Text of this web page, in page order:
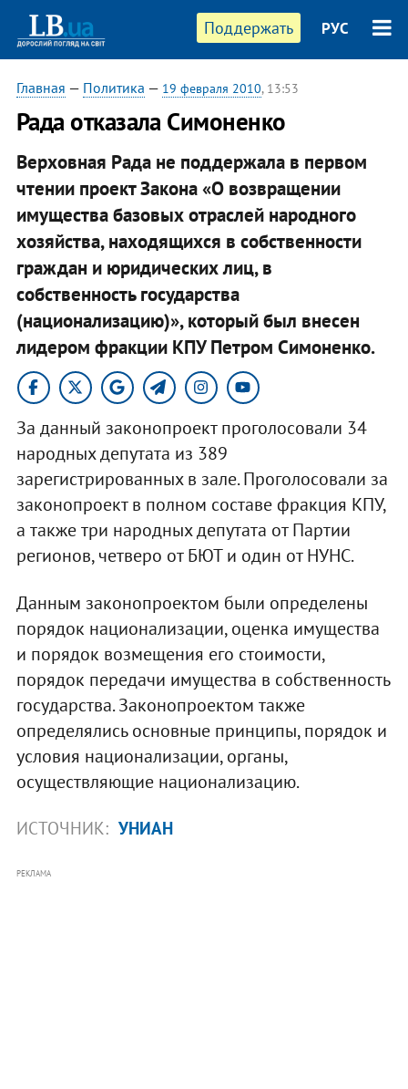
Поддержать РУС
Главная — Политика — 19 февраля 2010, 13:53
Рада отказала Симоненко
Верховная Рада не поддержала в первом
чтении проект Закона «О возвращении
имущества базовых отраслей народного
хозяйства, находящихся в собственности
граждан и юридических лиц, в
собственность государства
(национализацию)», который был внесен
лидером фракции КПУ Петром Симоненко.
За данный законопроект проголосовали 34
народных депутата из 389
зарегистрированных в зале. Проголосовали за
законопроект в полном составе фракция КПУ,
а также три народных депутата от Партии
регионов, четверо от БЮТ и один от НУНС.
Данным законопроектом были определены
порядок национализации, оценка имущества
и порядок возмещения его стоимости,
порядок передачи имущества в собственность
государства. Законопроектом также
определялись основные принципы, порядок и
условия национализации, органы,
осуществляющие национализацию.
ИСТОЧНИК: УНИАН
РЕКЛАМА